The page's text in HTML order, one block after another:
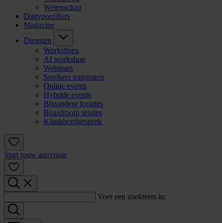
Wetenschap
Dagvoorzitters
Magazine
Diensten
Workshops
AI workshop
Webinars
Sprekers trainingen
Online events
Hybride events
Bijzondere locaties
Boardroom sessies
Klankbordgesprek
Start jouw aanvraag
Voer een zoekterm in: